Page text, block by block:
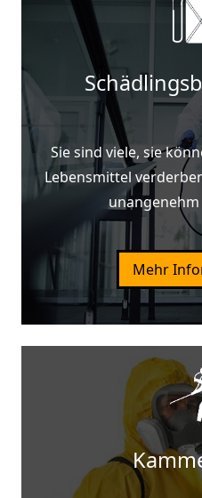
Sie sind viele, sie
Lebensmittel
unangenehm
Mehr